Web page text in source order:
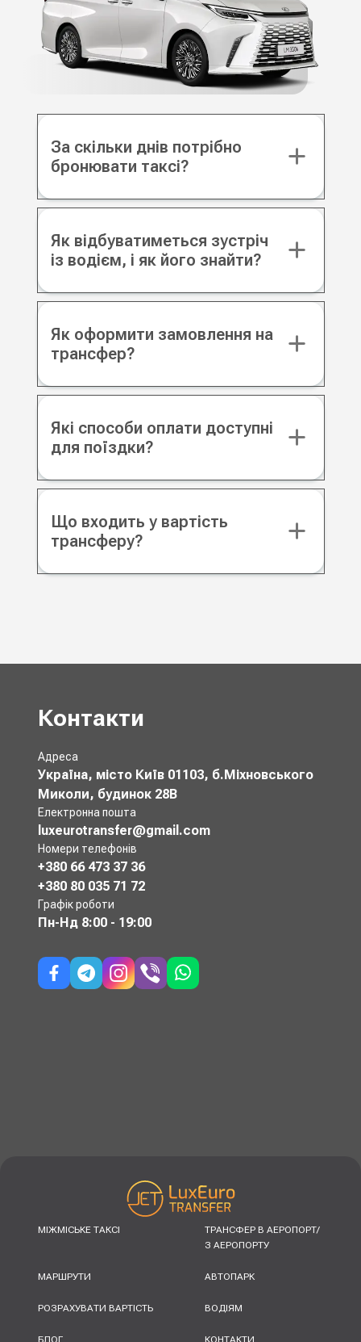
За скільки днів потрібно
бронювати таксі?
Як відбуватиметься зустріч
із водієм, і як його знайти?
Як оформити замовлення на
трансфер?
Які способи оплати доступні
для поїздки?
Що входить у вартість
трансферу?
Контакти
Адреса
Україна, місто Київ 01103, б.Міхновського
Миколи, будинок 28В
Електронна пошта
luxeurotransfer@gmail.com
Номери телефонів
+380 66 473 37 36
+380 80 035 71 72
Графік роботи
Пн-Нд 8:00 - 19:00
МІЖМІСЬКЕ ТАКСІ
ТРАНСФЕР В АЕРОПОРТ/
З АЕРОПОРТУ
МАРШРУТИ АВТОПАРК
РОЗРАХУВАТИ ВАРТІСТЬ ВОДІЯМ
БЛОГ КОНТАКТИ